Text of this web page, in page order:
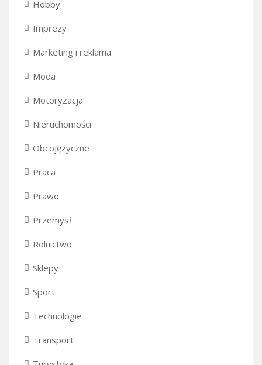
Hobby
Imprezy
Marketing i reklama
Moda
Motoryzacja
Nieruchomości
Obcojęzyczne
Praca
Prawo
Przemysł
Rolnictwo
Sklepy
Sport
Technologie
Transport